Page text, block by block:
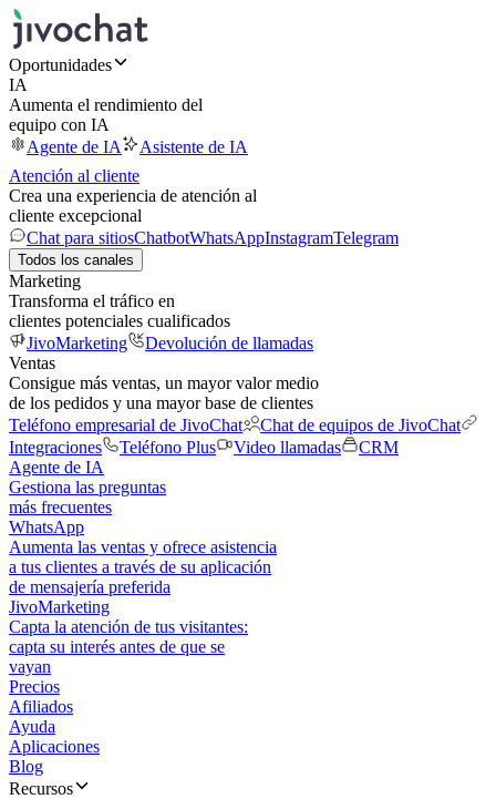
Oportunidades
IA
Aumenta el rendimiento del
equipo con IA
Agente de IA
Asistente de IA
Atención al cliente
Crea una experiencia de atención al
cliente excepcional
Chat para sitiosChatbotWhatsAppInstagramTelegram
Todos los canales
Marketing
Transforma el tráfico en
clientes potenciales cualificados
JivoMarketing
Devolución de llamadas
Ventas
Consigue más ventas, un mayor valor medio
de los pedidos y una mayor base de clientes
Teléfono empresarial de JivoChat
Chat de equipos de JivoChat
Integraciones
Teléfono Plus Video llamadas
CRM
Agente de IA
Gestiona las preguntas
más frecuentes
WhatsApp
Aumenta las ventas y ofrece asistencia
a tus clientes a través de su aplicación
de mensajería preferida
JivoMarketing
Capta la atención de tus visitantes:
capta su interés antes de que se
vayan
Precios
Afiliados
Ayuda
Aplicaciones
Blog
Recursos